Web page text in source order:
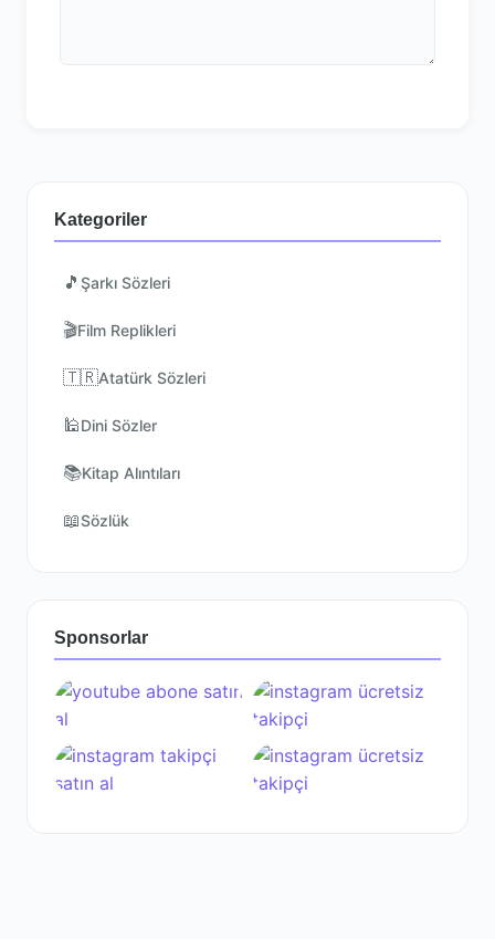
Kategoriler
🎵 Şarkı Sözleri
🎬Film Replikleri
🇹🇷Atatürk Sözleri
🕌Dini Sözler
📚Kitap Alıntıları
📖Sözlük
Sponsorlar